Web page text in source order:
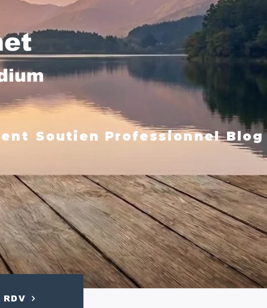
RDV
Soutien Professionnel Blog